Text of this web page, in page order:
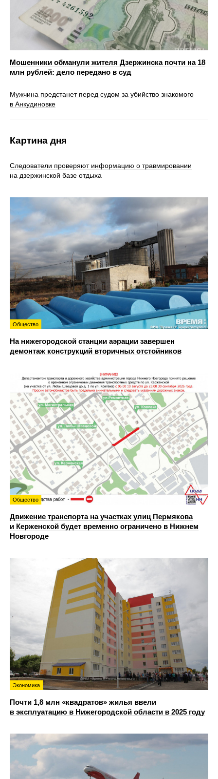
Мошенники обманули жителя Дзержинска почти на 18
млн рублей: дело передано в суд
Мужчина предстанет перед судом за убийство знакомого
в Анкудиновке
Картина дня
Следователи проверяют информацию о травмировании
на дзержинской базе отдыха
Общество
На нижегородской станции аэрации завершен
демонтаж конструкций вторичных отстойников
Общество
Движение транспорта на участках улиц Пермякова
и Керженской будет временно ограничено в Нижнем
Новгороде
Экономика
Почти 1,8 млн «квадратов» жилья ввели
в эксплуатацию в Нижегородской области в 2025 году